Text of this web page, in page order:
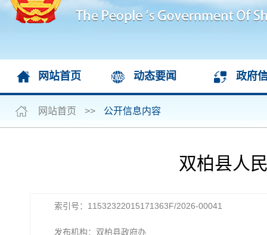
网站首页 动态要闻 政府
网站首页 >> 公开信息内容
双柏县人
索引号：11532322015171363F/2026-00041
发布机构：双柏县政府办